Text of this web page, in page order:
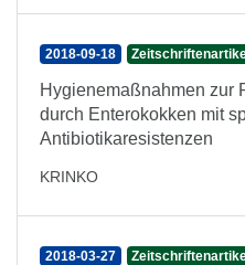
2018-09-18
Hygienemaßnahmen zur
durch Enterokokken mit
Antibiotikaresistenzen
KRINKO
2018-03-27